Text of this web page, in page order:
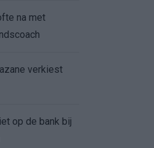
na met
verkiest
op de bank bij